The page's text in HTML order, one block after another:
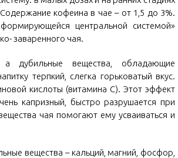
кофеина в чае – от 1,5 до 3%.
центральной системой»
заваренного чая.
дубильные вещества, обладающие
терпкий, слегка горьковатый вкус.
кислоты (витамина С). Этот эффект
капризный, быстро разрушается при
чая помогают ему усваиваться и
вещества – кальций, магний, фосфор,